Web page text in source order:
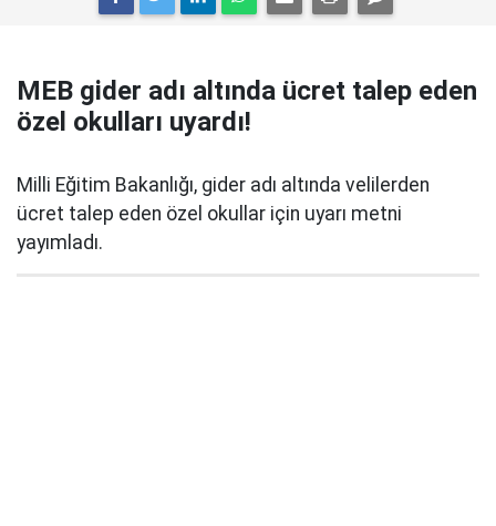
MEB gider adı altında ücret talep eden
özel okulları uyardı!
Milli Eğitim Bakanlığı, gider adı altında velilerden
ücret talep eden özel okullar için uyarı metni
yayımladı.